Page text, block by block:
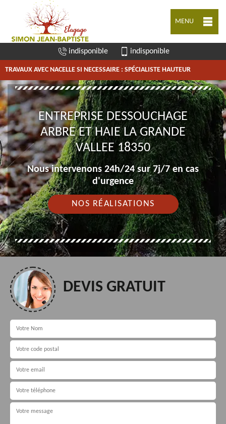
MENU
indisponible indisponible
TRAVAUX AVEC NACELLE SI NECESSAIRE : SPÉCIALISTE HAUTEUR
ENTREPRISE DESSOUCHAGE
ARBRE ET HAIE LA GRANDE
VALLEE 18350
Nous intervenons 24h/24 sur 7j/7 en cas
d'urgence
NOS RÉALISATIONS
DEVIS GRATUIT